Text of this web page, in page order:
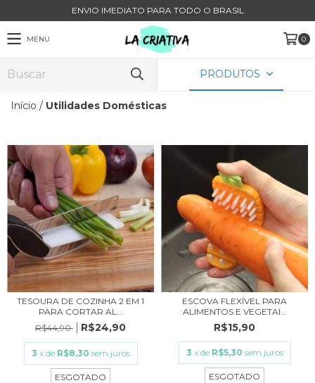
ENVIO IMEDIATO PARA TODO O BRASIL
MENU 0
PRODUTOS
Início / Utilidades Domésticas
TESOURA DE COZINHA 2 EM 1
PARA CORTAR AL...
R$44,90
R$24,90
3 x de R$8,30 sem juros
ESGOTADO
ESCOVA FLEXÍVEL PARA
ALIMENTOS E VEGETAI...
R$15,90
3 x de R$5,30 sem juros
ESGOTADO